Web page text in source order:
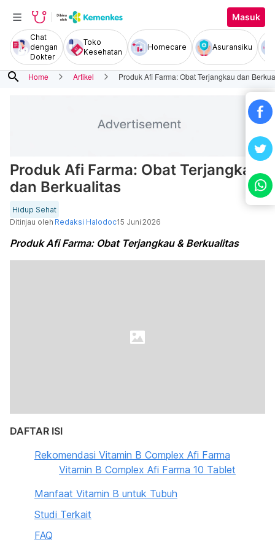
Masuk
Chat
dengan
Dokter
Toko
Kesehatan
Homecare Asuransiku
search Home Artikel Produk Afi Farma: Obat Terjangkau dan
Produk Afi Farma: Obat Terjangkau
dan Berkualitas
Hidup Sehat
Ditinjau oleh Redaksi Halodoc15 Juni 2026
Produk Afi Farma: Obat Terjangkau & Berkualitas
DAFTAR ISI
Rekomendasi Vitamin B Complex Afi Farma
Vitamin B Complex Afi Farma 10 Tablet
Manfaat Vitamin B untuk Tubuh
Studi Terkait
FAQ